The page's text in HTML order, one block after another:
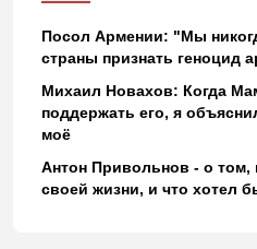
Посол Армении: "Мы
страны признать геноцид
Михаил Новахов: Когда
поддержать его, я
моё
Антон Привольнов - о том,
своей жизни, и что хотел